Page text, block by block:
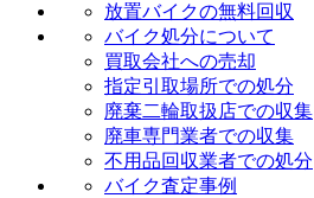
放置バイクの無料回収
バイク処分について
買取会社への売却
指定引取場所での処分
廃棄二輪取扱店での収集
廃車専門業者での収集
不用品回収業者での処分
バイク査定事例